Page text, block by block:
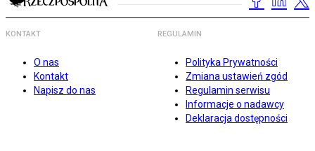
KONTAKT
O nas
Kontakt
Napisz do nas
REGULAMIN
Polityka Prywatności
Zmiana ustawień zgód
Regulamin serwisu
Informacje o nadawcy
Deklaracja dostępności